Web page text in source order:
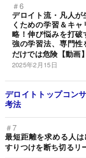
＃6
デロイト流・凡人が
くための学習＆キャ
略！伸び悩みを打破
強の学習法、専門性
だけでは危険【動画】
2025年2月15日
デロイトトップコン
考法
＃7
最短距離を求める人
すりつけを断ち切るリ